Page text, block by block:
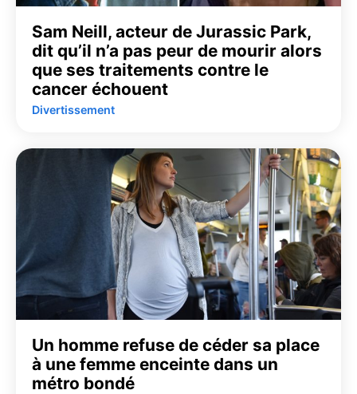
Sam Neill, acteur de Jurassic Park,
dit qu’il n’a pas peur de mourir alors
que ses traitements contre le
cancer échouent
Divertissement
Un homme refuse de céder sa place
à une femme enceinte dans un
métro bondé